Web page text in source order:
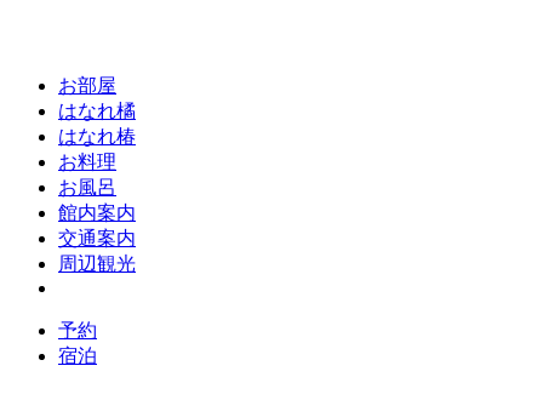
お部屋
はなれ橘
はなれ椿
お料理
お風呂
館内案内
交通案内
周辺観光
予約
宿泊